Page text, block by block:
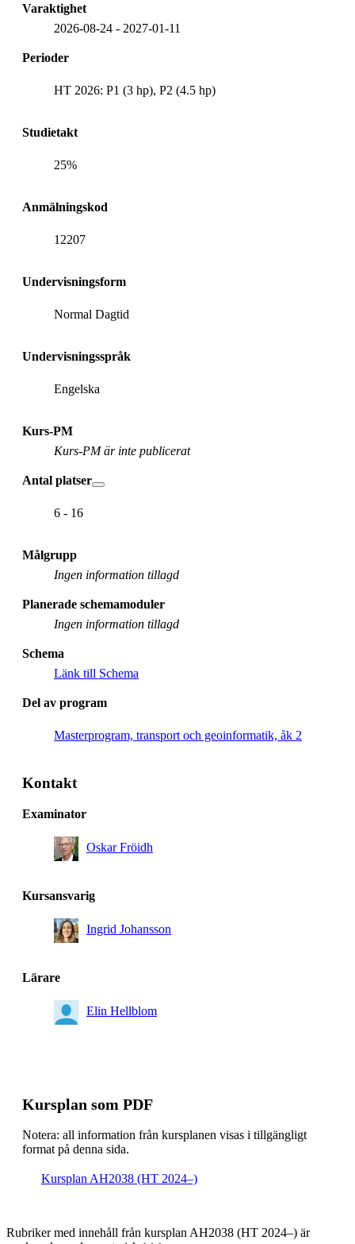
Varaktighet
2026-08-24 - 2027-01-11
Perioder
HT 2026: P1 (3 hp), P2 (4.5 hp)
Studietakt
25%
Anmälningskod
12207
Undervisningsform
Normal Dagtid
Undervisningsspråk
Engelska
Kurs-PM
Kurs-PM är inte publicerat
Antal platser
6 - 16
Målgrupp
Ingen information tillagd
Planerade schemamoduler
Ingen information tillagd
Schema
Länk till Schema
Del av program
Masterprogram, transport och geoinformatik, åk 2
Kontakt
Examinator
Oskar Fröidh
Kursansvarig
Ingrid Johansson
Lärare
Elin Hellblom
Kursplan som PDF
Notera: all information från kursplanen visas i tillgängligt
format på denna sida.
Kursplan AH2038 (HT 2024–)
Rubriker med innehåll från kursplan AH2038 (HT 2024–) är